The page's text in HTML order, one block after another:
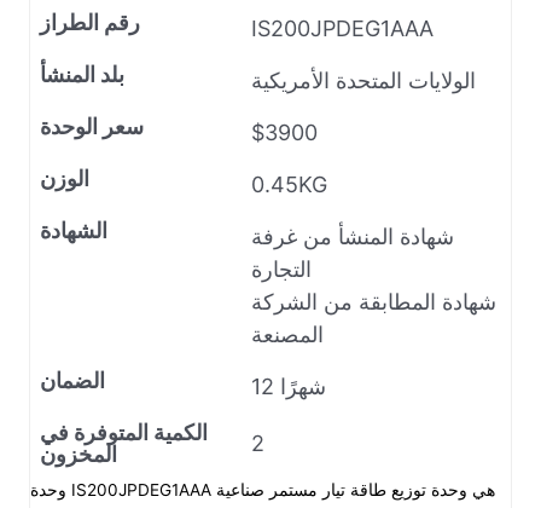
رقم الطراز
IS200JPDEG1AAA
بلد المنشأ
الولايات المتحدة الأمريكية
سعر الوحدة
$3900
الوزن
0.45KG
الشهادة
شهادة المنشأ من غرفة
التجارة
شهادة المطابقة من الشركة
المصنعة
الضمان
12 شهرًا
الكمية المتوفرة في
المخزون
2
وحدة IS200JPDEG1AAA هي وحدة توزيع طاقة تيار مستمر صناعية